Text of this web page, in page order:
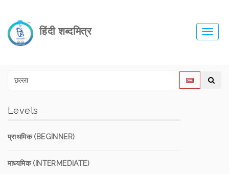
हिंदी शब्दमित्र
Levels
प्राथमिक (BEGINNER)
माध्यमिक (INTERMEDIATE)